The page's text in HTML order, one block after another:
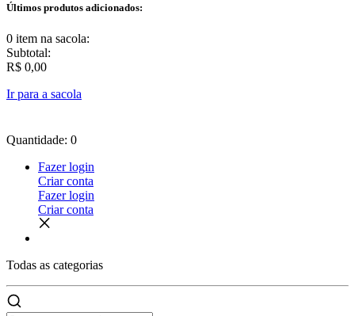
Últimos produtos adicionados:
0 item na sacola:
Subtotal:
R$ 0,00
Ir para a sacola
Quantidade: 0
Fazer login
Criar conta
Fazer login
Criar conta
Todas as categorias